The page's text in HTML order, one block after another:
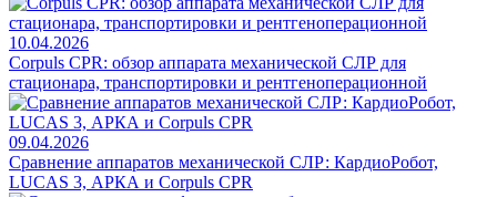
10.04.2026
Corpuls CPR: обзор аппарата механической СЛР для
стационара, транспортировки и рентгеноперационной
09.04.2026
Сравнение аппаратов механической СЛР: КардиоРобот,
LUCAS 3, АРКА и Corpuls CPR